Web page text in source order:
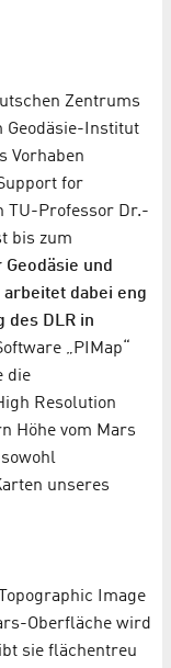
Zentrums
Geodäsie-Institut
Vorhaben
for
TU-Professor Dr.-
bis zum
und
dabei eng
des DLR in
„PIMap“
die
Resolution
Höhe vom Mars
unseres
Image
Oberfläche wird
sie flächentreu